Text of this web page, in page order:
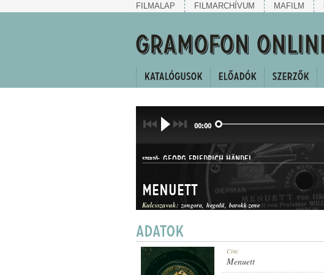
FILMALAP FILMARCHÍVUM MAFILM
00:00
SZERZŐ: GEORG FRIEDRICH HÄNDEL
MŰFAJ: HEGEDŰSZÓLÓ
Menuett
Kulcsszavak: zongora hegedű barokk zene
Cím:
Menuett